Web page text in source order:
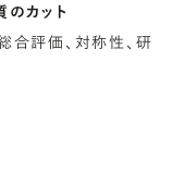
カット
合評価、対称性、研